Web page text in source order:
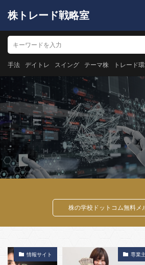
株トレード戦略室
手法 デイトレ スイング テーマ株 トレード
株の学校ドットコム無料メ
情報サイト 専業